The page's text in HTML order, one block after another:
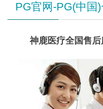
PG官网-PG(中国
神鹿医疗全国售